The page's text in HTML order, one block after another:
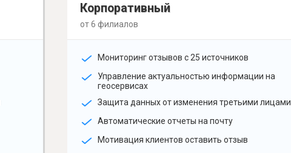
Корпоративный
от 6 филиалов
Мониторинг отзывов с 25 источников
Управление актуальностью информации на
геосервисах
Защита данных от изменения третьими лицами
Автоматические отчеты на почту
Мотивация клиентов оставить отзыв